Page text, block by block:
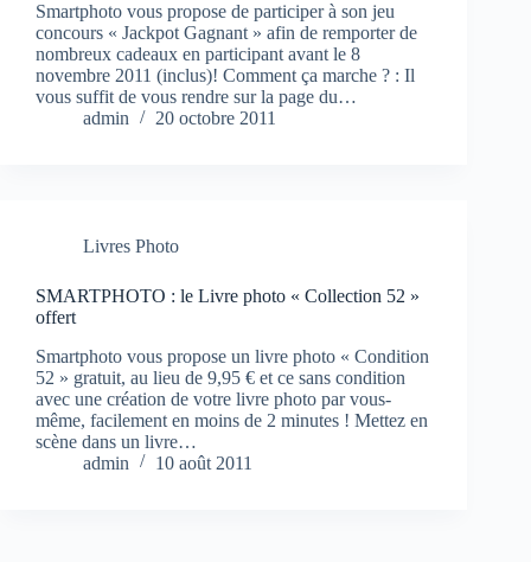
Smartphoto vous propose de participer à son jeu
concours « Jackpot Gagnant » afin de remporter de
nombreux cadeaux en participant avant le 8
novembre 2011 (inclus)! Comment ça marche ? : Il
vous suffit de vous rendre sur la page du…
admin
20 octobre 2011
Livres Photo
SMARTPHOTO : le Livre photo « Collection 52 »
offert
Smartphoto vous propose un livre photo « Condition
52 » gratuit, au lieu de 9,95 € et ce sans condition
avec une création de votre livre photo par vous-
même, facilement en moins de 2 minutes ! Mettez en
scène dans un livre…
admin
10 août 2011